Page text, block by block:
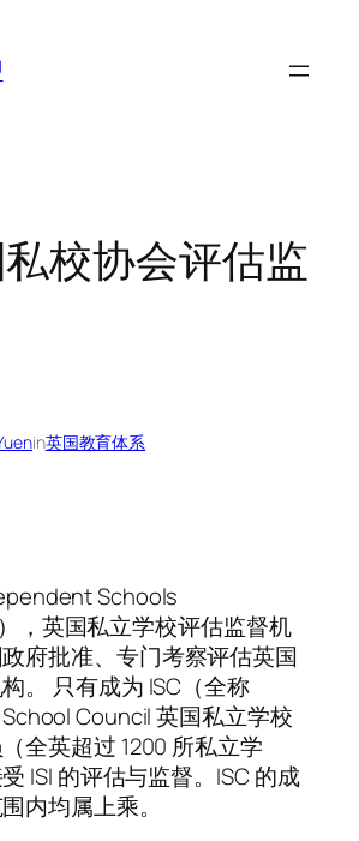
私校协会评估监
in英国教育体系
Schools
，英国私立学校评估监督机
府批准、专门考察评估英国
。 只有成为 ISC（全称
Council 英国私立学校
全英超过 1200 所私立学
ISI 的评估与监督。ISC 的成
内均属上乘。